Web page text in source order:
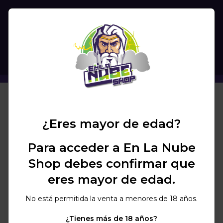
¿Eres mayor de edad?
Para acceder a En La Nube
Shop debes confirmar que
eres mayor de edad.
No está permitida la venta a menores de 18 años.
¿Tienes más de 18 años?